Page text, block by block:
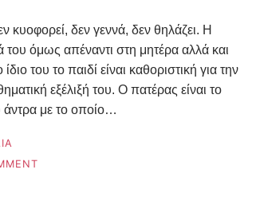
κυοφορεί, δεν γεννά, δεν θηλάζει. Η
όμως απέναντι στη μητέρα αλλά και
του το παιδί είναι καθοριστική για την
εξέλιξή του. Ο πατέρας είναι το
με το οποίο…